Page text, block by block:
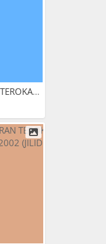
PAMERAN TEROKAI HANTU 2002...